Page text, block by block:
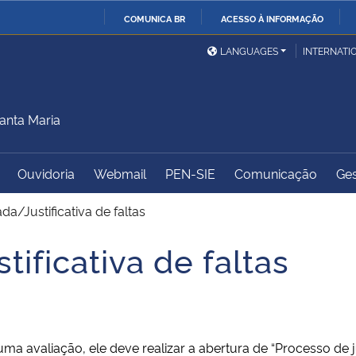
COMUNICA BR ACESSO À INFORMAÇÃO
Ministério da Defesa
Ministério das Relações
Exteriores
Ministério do
Desenvolvimento Regional
Controladoria-Geral da
Advocacia-Geral da União Banco Central do Brasil
LANGUAGES
Maria
Ouvidoria Webmail PEN-SIE Comunicação
Justificativa de faltas
de faltas
avaliação, ele deve realizar a abertura de “Processo